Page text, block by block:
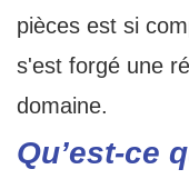
pièces est si
s'est forgé une
domaine.
Qu’est-ce